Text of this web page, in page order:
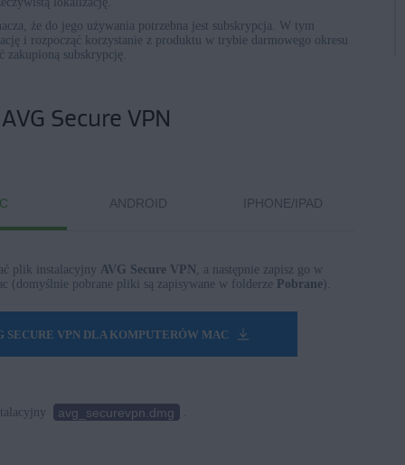
że do jego używania potrzebna jest subskrypcja. W tym
i rozpocząć korzystanie z produktu w trybie darmowego okresu
zakupioną subskrypcję.
Secure VPN
ANDROID IPHONE/IPAD
plik instalacyjny AVG Secure VPN , a następnie zapisz go w
(domyślnie pobrane pliki są zapisywane w folderze
Pobrane).
SECURE VPN DLA KOMPUTERÓW MAC
avg_securevpn.dmg .